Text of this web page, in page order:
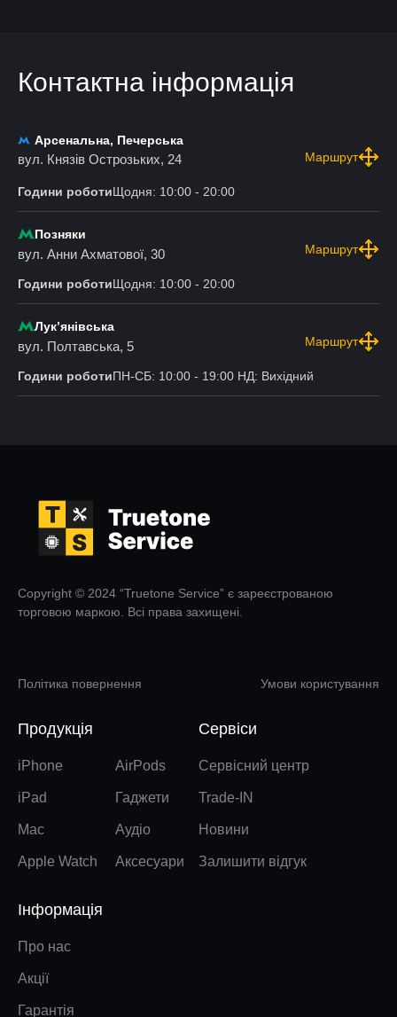
Контактна інформація
Арсенальна, Печерська
вул. Князів Острозьких, 24 Маршрут
Години роботиЩодня: 10:00 - 20:00
Позняки
вул. Анни Ахматової, 30 Маршрут
Години роботиЩодня: 10:00 - 20:00
Лукʼянівська
вул. Полтавська, 5 Маршрут
Години роботиПН-СБ: 10:00 - 19:00 НД: Вихідний
Copyright © 2024 “Truetone Service” є зареєстрованою
торговою маркою. Всі права захищені.
Політика повернення Умови користування
Продукція
iPhone
iPad
Mac
Apple Watch
AirPods
Гаджети
Аудіо
Аксесуари
Сервіси
Сервісний центр
Trade-IN
Новини
Залишити відгук
Інформація
Про нас
Акції
Гарантія